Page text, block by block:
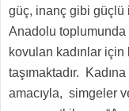
güç, inanç gibi güçlü
Anadolu
kovulan kadınlar
taşımaktadır.
amacıyla, simgeler